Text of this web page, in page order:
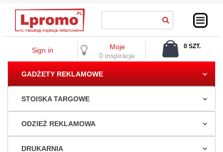
Sign in
Moje
0 inspiracje
0 SZT.
GADŻETY REKLAMOWE
STOISKA TARGOWE
ODZIEŻ REKLAMOWA
DRUKARNIA